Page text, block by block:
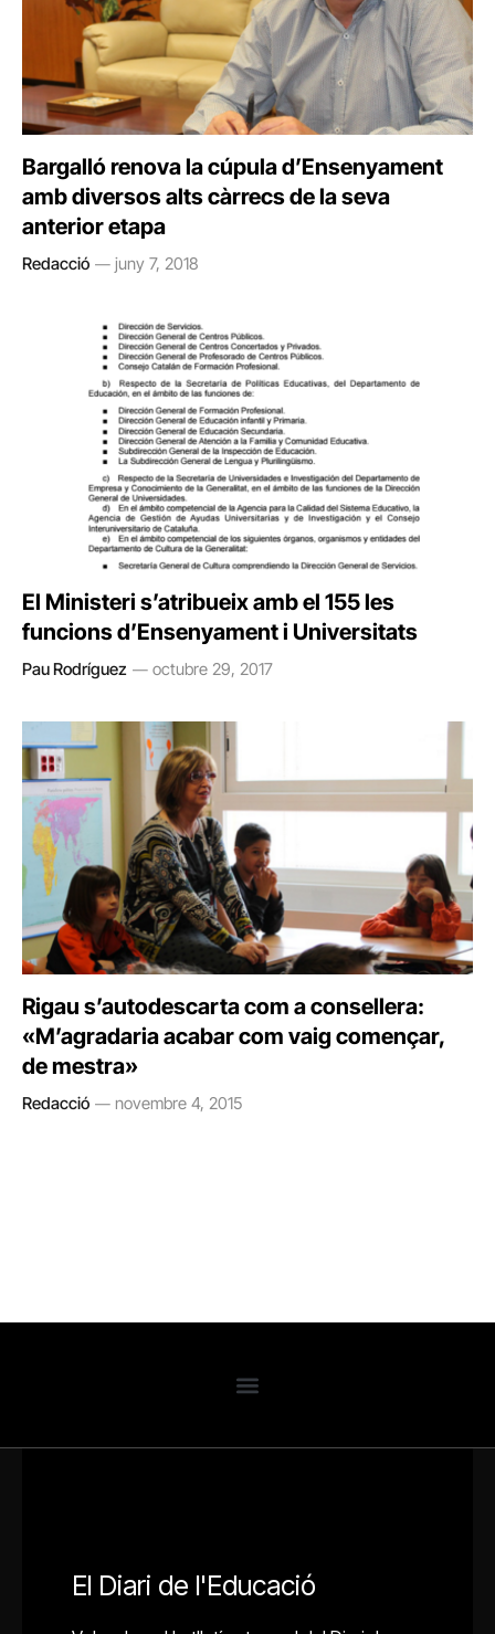
Bargalló renova la cúpula d’Ensenyament
amb diversos alts càrrecs de la seva
anterior etapa
Redacció juny 7, 2018
El Ministeri s’atribueix amb el 155 les
funcions d’Ensenyament i Universitats
Pau Rodríguez octubre 29, 2017
Rigau s’autodescarta com a consellera:
«M’agradaria acabar com vaig començar,
de mestra»
Redacció novembre 4, 2015